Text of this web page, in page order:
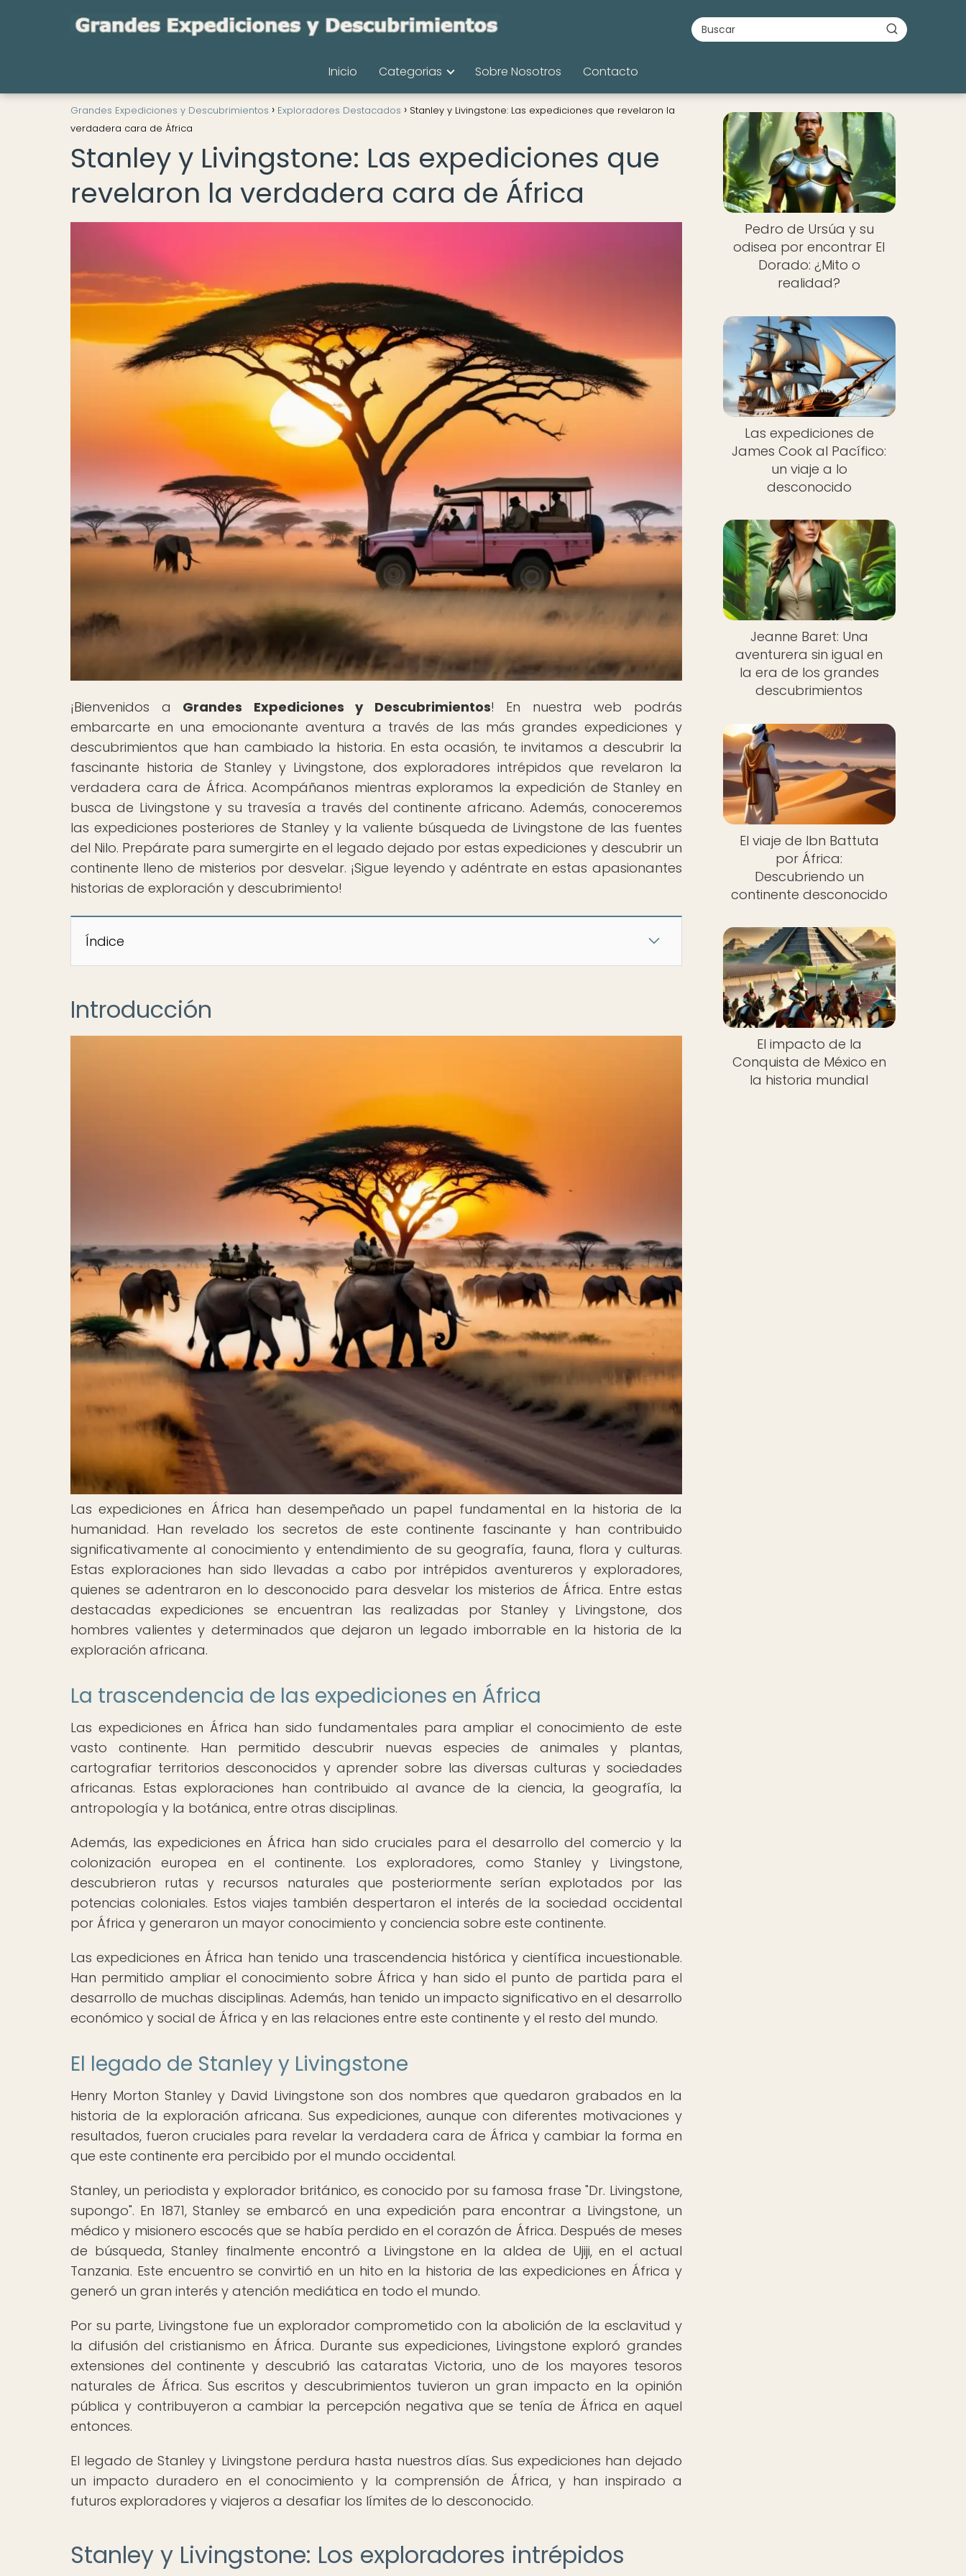
Inicio Categorias Sobre Nosotros Contacto
Grandes Expediciones y Descubrimientos Exploradores Destacados
Stanley y Livingstone: Las expediciones que revelaron la
verdadera cara de África
Stanley y Livingstone: Las expediciones que
revelaron la verdadera cara de África
¡Bienvenidos a Grandes Expediciones y Descubrimientos! En nuestra web podrás
embarcarte en una emocionante aventura a través de las más grandes expediciones y
descubrimientos que han cambiado la historia. En esta ocasión, te invitamos a descubrir la
fascinante historia de Stanley y Livingstone, dos exploradores intrépidos que revelaron la
verdadera cara de África. Acompáñanos mientras exploramos la expedición de Stanley en
busca de Livingstone y su travesía a través del continente africano. Además, conoceremos
las expediciones posteriores de Stanley y la valiente búsqueda de Livingstone de las fuentes
del Nilo. Prepárate para sumergirte en el legado dejado por estas expediciones y descubrir un
continente lleno de misterios por desvelar. ¡Sigue leyendo y adéntrate en estas apasionantes
historias de exploración y descubrimiento!
Índice
Introducción
Las expediciones en África han desempeñado un papel fundamental en la historia de la
humanidad. Han revelado los secretos de este continente fascinante y han contribuido
significativamente al conocimiento y entendimiento de su geografía, fauna, flora y culturas.
Estas exploraciones han sido llevadas a cabo por intrépidos aventureros y exploradores,
quienes se adentraron en lo desconocido para desvelar los misterios de África. Entre estas
destacadas expediciones se encuentran las realizadas por Stanley y Livingstone, dos
hombres valientes y determinados que dejaron un legado imborrable en la historia de la
exploración africana.
La trascendencia de las expediciones en África
Las expediciones en África han sido fundamentales para ampliar el conocimiento de este
vasto continente. Han permitido descubrir nuevas especies de animales y plantas,
cartografiar territorios desconocidos y aprender sobre las diversas culturas y sociedades
africanas. Estas exploraciones han contribuido al avance de la ciencia, la geografía, la
antropología y la botánica, entre otras disciplinas.
Además, las expediciones en África han sido cruciales para el desarrollo del comercio y la
colonización europea en el continente. Los exploradores, como Stanley y Livingstone,
descubrieron rutas y recursos naturales que posteriormente serían explotados por las
potencias coloniales. Estos viajes también despertaron el interés de la sociedad occidental
por África y generaron un mayor conocimiento y conciencia sobre este continente.
Las expediciones en África han tenido una trascendencia histórica y científica incuestionable.
Han permitido ampliar el conocimiento sobre África y han sido el punto de partida para el
desarrollo de muchas disciplinas. Además, han tenido un impacto significativo en el desarrollo
económico y social de África y en las relaciones entre este continente y el resto del mundo.
El legado de Stanley y Livingstone
Henry Morton Stanley y David Livingstone son dos nombres que quedaron grabados en la
historia de la exploración africana. Sus expediciones, aunque con diferentes motivaciones y
resultados, fueron cruciales para revelar la verdadera cara de África y cambiar la forma en
que este continente era percibido por el mundo occidental.
Stanley, un periodista y explorador británico, es conocido por su famosa frase "Dr. Livingstone,
supongo". En 1871, Stanley se embarcó en una expedición para encontrar a Livingstone, un
médico y misionero escocés que se había perdido en el corazón de África. Después de meses
de búsqueda, Stanley finalmente encontró a Livingstone en la aldea de Ujiji, en el actual
Tanzania. Este encuentro se convirtió en un hito en la historia de las expediciones en África y
generó un gran interés y atención mediática en todo el mundo.
Por su parte, Livingstone fue un explorador comprometido con la abolición de la esclavitud y
la difusión del cristianismo en África. Durante sus expediciones, Livingstone exploró grandes
extensiones del continente y descubrió las cataratas Victoria, uno de los mayores tesoros
naturales de África. Sus escritos y descubrimientos tuvieron un gran impacto en la opinión
pública y contribuyeron a cambiar la percepción negativa que se tenía de África en aquel
entonces.
El legado de Stanley y Livingstone perdura hasta nuestros días. Sus expediciones han dejado
un impacto duradero en el conocimiento y la comprensión de África, y han inspirado a
futuros exploradores y viajeros a desafiar los límites de lo desconocido.
Stanley y Livingstone: Los exploradores intrépidos
Pedro de Ursúa y su
odisea por encontrar El
Dorado: ¿Mito o
realidad?
Las expediciones de
James Cook al Pacífico:
un viaje a lo
desconocido
Jeanne Baret: Una
aventurera sin igual en
la era de los grandes
descubrimientos
El viaje de Ibn Battuta
por África:
Descubriendo un
continente desconocido
El impacto de la
Conquista de México en
la historia mundial